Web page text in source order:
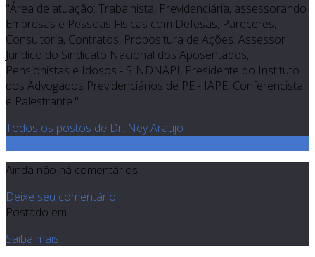
"Área de atuação: Trabalhista, Previdenciária, assessorando
Empresas e Pessoas Físicas com Defesas, Pareceres,
Consultoria, Contratos, Propositura de Ações. Assessor
Jurídico do Sindicato Nacional dos Aposentados,
Pensionistas e Idosos - SINDNAPI, Presidente do Instituto
dos Advogados Previdenciários de PE - IAPE, Conferencista
e Palestrante."
Todos os postos de Dr. Ney Araujo
Ainda não há comentários.
Deixe seu comentário
Postado em
Saiba mais